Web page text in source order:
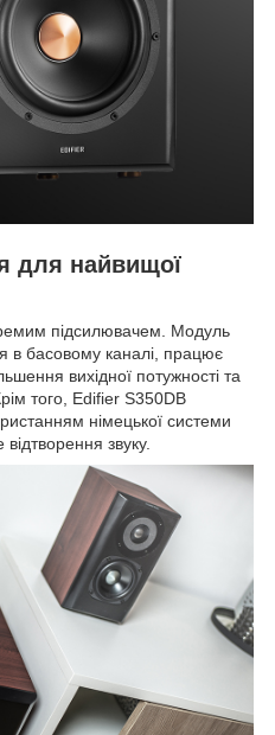
для найвищої
підсилювачем. Модуль
в басовому каналі, працює
вихідної потужності та
того, Edifier S350DB
німецької системи
звуку.